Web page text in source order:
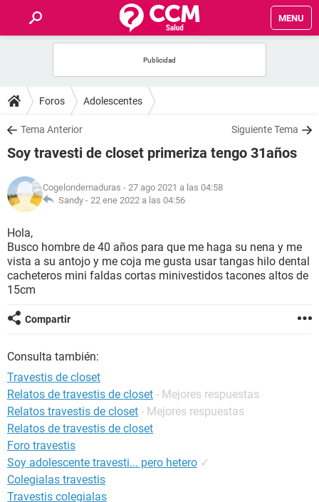
MENU
FOROS
SALUD
FAMILIA
NUTRICIÓN
BIENESTAR
SEXUALIDAD
GLOSARIO
Foros Adolescentes
Tema Anterior Siguiente Tema
Soy travesti de closet primeriza tengo 31años
Cogelondemaduras - 27 ago 2021 a las 04:58
Sandy - 22 ene 2022 a las 04:56
Hola,
Busco hombre de 40 años para que me haga su nena y me
vista a su antojo y me coja me gusta usar tangas hilo dental
cacheteros mini faldas cortas minivestidos tacones altos de
15cm
Compartir
Consulta también:
Travestis de closet
Relatos de travestis de closet - Mejores respuestas
Relatos travestis de closet - Mejores respuestas
Relatos de travestis de closet
Foro travestis
Soy adolescente travesti... pero hetero ✓
Colegialas travestis
Travestis colegialas